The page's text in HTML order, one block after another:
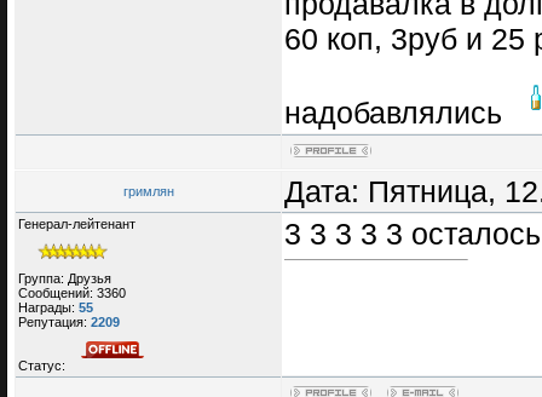
60 коп, 3руб и
надобавлялись
гримлян Дата: Пятница,
Генерал-лейтенант
Группа: Друзья
Сообщений: 3360
Награды: 55
Репутация: 2209
Статус:
3 3 3 3 3